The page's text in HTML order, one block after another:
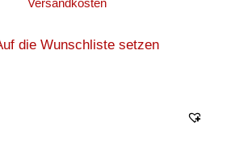
Versandkosten
die Wunschliste setzen